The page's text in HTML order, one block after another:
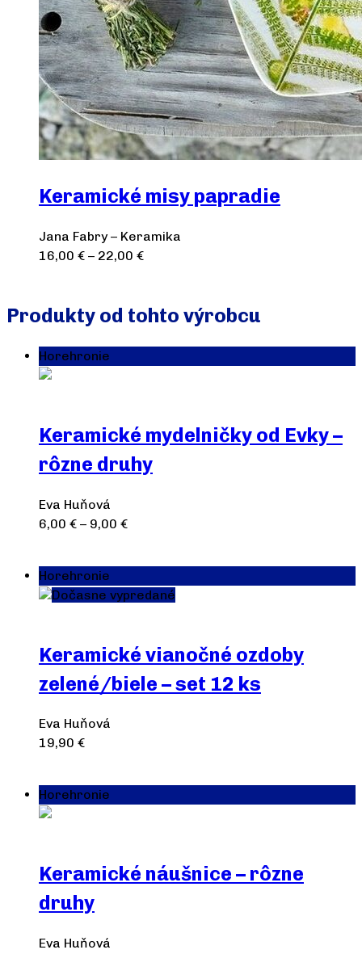
Keramické misy papradie
Jana Fabry – Keramika
16,00 € – 22,00 €
Produkty od tohto výrobcu
Horehronie
Keramické mydelničky od Evky –
rôzne druhy
Eva Huňová
6,00 € – 9,00 €
Horehronie
Dočasne vypredané
Keramické vianočné ozdoby
zelené/biele – set 12 ks
Eva Huňová
19,90 €
Horehronie
Keramické náušnice – rôzne
druhy
Eva Huňová